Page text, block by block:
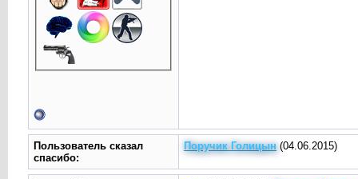
Пользователь сказал
cпасибо:
Поручик Голицын(04.06.2015)